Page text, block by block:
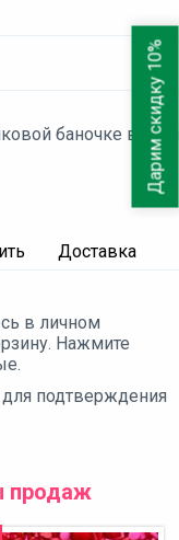
баночке весом
Доставка
в личном
Нажмите
подтверждения
продаж
Дарим скидку 10%